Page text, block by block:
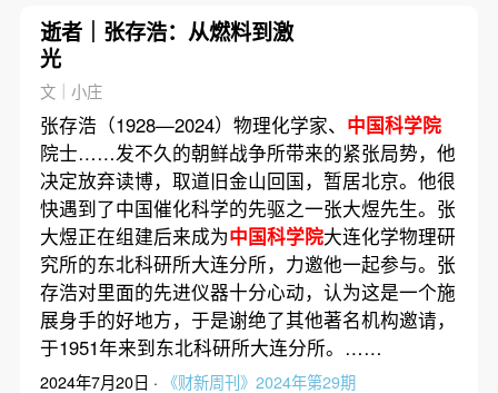
逝者｜张存浩：从燃料到激
光
文｜小庄
张存浩（1928—2024）物理化学家、 中国科学院
院士……发不久的朝鲜战争所带来的紧张局势，他
决定放弃读博，取道旧金山回国，暂居北京。他很
快遇到了中国催化科学的先驱之一张大煜先生。张
大煜正在组建后来成为中国科学院大连化学物理研
究所的东北科研所大连分所，力邀他一起参与。张
存浩对里面的先进仪器十分心动，认为这是一个施
展身手的好地方，于是谢绝了其他著名机构邀请，
于1951年来到东北科研所大连分所。……
2024年7月20日 · 《财新周刊》2024年第29期